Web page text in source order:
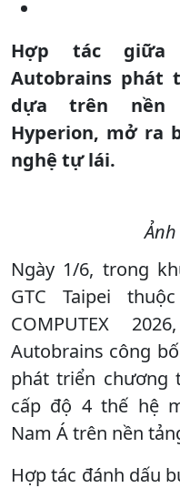
Hợp tác giữa
Autobrains phát
dựa trên nền
Hyperion, mở ra
nghệ tự lái.
Ngày 1/6, trong
GTC Taipei
COMPUTEX
Autobrains công
phát triển chương
cấp độ 4 thế hệ
Nam Á trên nền
Hợp tác đánh dấu